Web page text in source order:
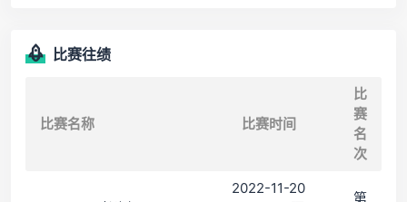
比赛往绩
比赛名称 比赛时间
比
赛
名
次
2022-11-20
第